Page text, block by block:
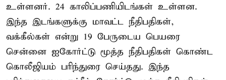
உள்ளனர். 24 காலிப்பணியிடங்கள் உள்ளன.
இந்த இடங்களுக்கு மாவட்ட நீதிபதிகள்,
வக்கீல்கள் என்று 19 பேருடைய பெயரை
சென்னை ஐகோர்ட்டு மூத்த நீதிபதிகள் கொண்ட
கொலீஜியம் பரிந்துரை செய்தது. இந்த